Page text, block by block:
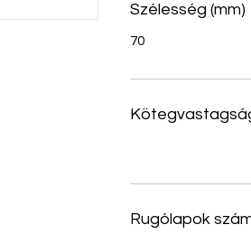
Szélesség (mm)
70
Rugólapok